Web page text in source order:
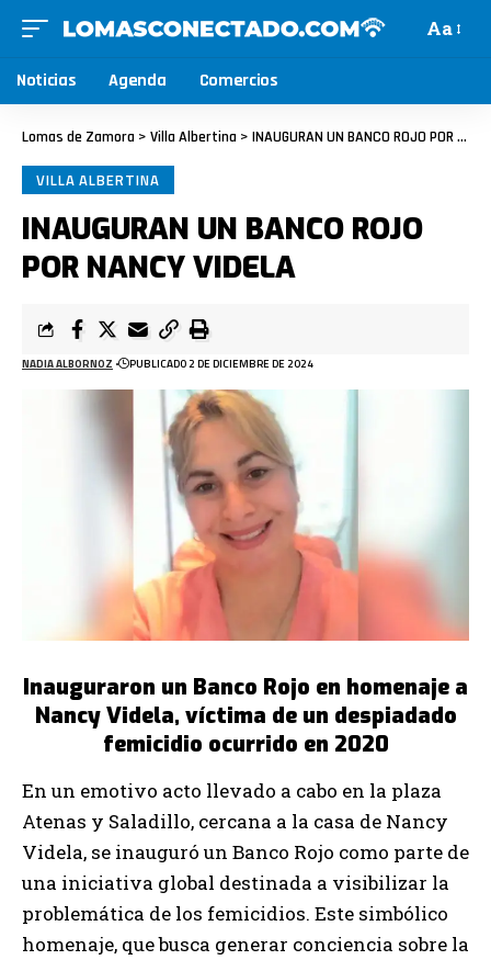
Aa
Noticias Agenda Comercios
Lomas de Zamora > Villa Albertina > INAUGURAN UN BANCO ROJO POR NANCY VIDELA
VILLA ALBERTINA
INAUGURAN UN BANCO ROJO
POR NANCY VIDELA
NADIA ALBORNOZ PUBLICADO 2 DE DICIEMBRE DE 2024
Inauguraron un Banco Rojo en homenaje a
Nancy Videla, víctima de un despiadado
femicidio ocurrido en 2020
En un emotivo acto llevado a cabo en la plaza
Atenas y Saladillo, cercana a la casa de Nancy
Videla, se inauguró un Banco Rojo como parte de
una iniciativa global destinada a visibilizar la
problemática de los femicidios. Este simbólico
homenaje, que busca generar conciencia sobre la